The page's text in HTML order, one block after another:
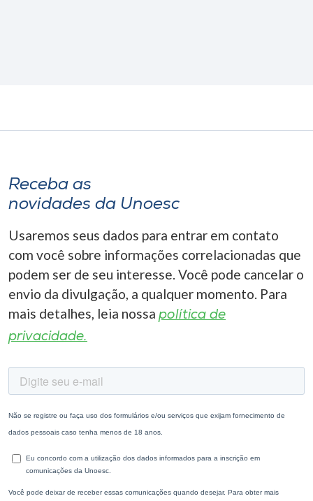
Receba as
novidades da Unoesc
Usaremos seus dados para entrar em contato
com você sobre informações correlacionadas que
podem ser de seu interesse. Você pode cancelar o
envio da divulgação, a qualquer momento. Para
mais detalhes, leia nossa política de
privacidade.